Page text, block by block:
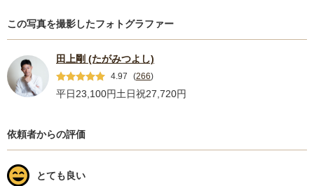
この写真を撮影したフォトグラファー
田上剛 (たがみつよし)
4.97 (266)
平日23,100円土日祝27,720円
依頼者からの評価
とても良い